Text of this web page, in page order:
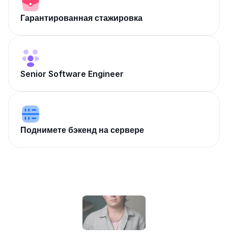
Гарантированная стажировка
Senior Software Engineer
Поднимете бэкенд на сервере